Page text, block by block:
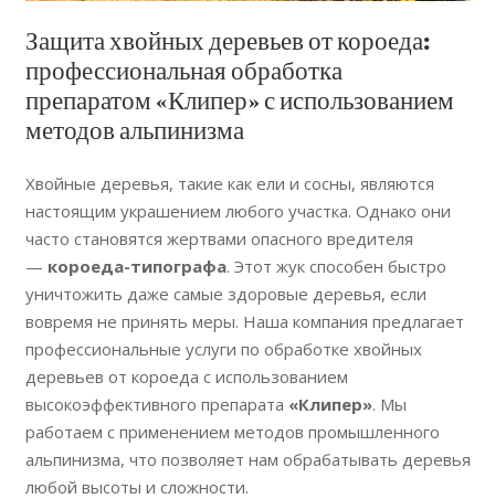
Защита хвойных деревьев от короеда:
профессиональная обработка
препаратом «Клипер» с использованием
методов альпинизма
Хвойные деревья, такие как ели и сосны, являются
настоящим украшением любого участка. Однако они
часто становятся жертвами опасного вредителя
— короеда-типографа. Этот жук способен быстро
уничтожить даже самые здоровые деревья, если
вовремя не принять меры. Наша компания предлагает
профессиональные услуги по обработке хвойных
деревьев от короеда с использованием
высокоэффективного препарата «Клипер». Мы
работаем с применением методов промышленного
альпинизма, что позволяет нам обрабатывать деревья
любой высоты и сложности.